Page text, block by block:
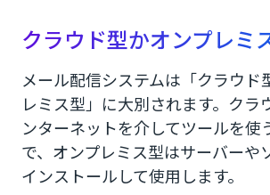
クラウド型かオンプレミ
メール配信システムは「クラウド
レミス型」に大別されます。クラ
ンターネットを介してツールを使
で、オンプレミス型はサーバーや
インストールして使用します。